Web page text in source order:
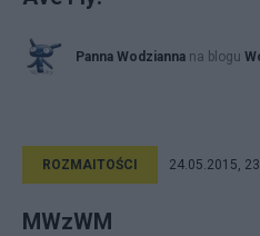
Panna Wodzianna na blogu
ROZMAITOŚCI 24.05.2015,
MWzWM